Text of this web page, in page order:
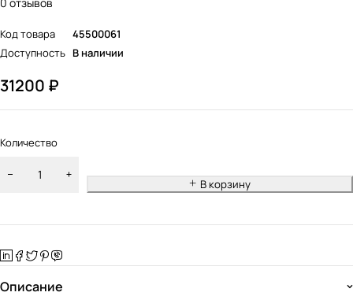
Код товара
45500061
Доступность В наличии
31200 ₽
Количество
В корзину
Описание